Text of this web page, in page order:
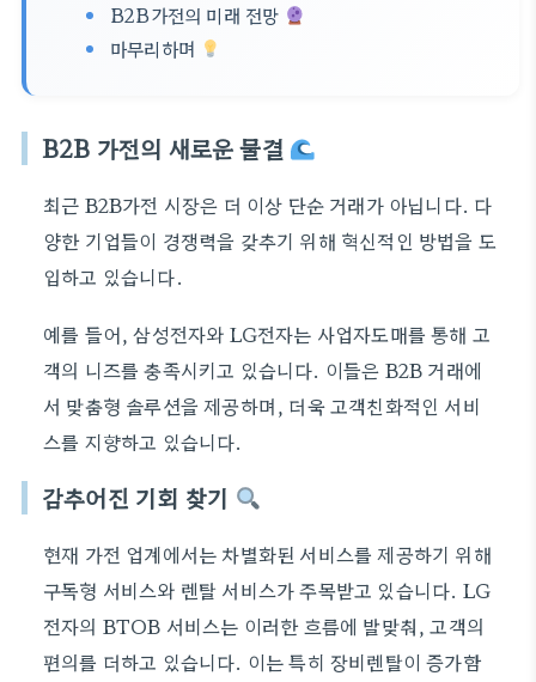
B2B가전의 미래 전망
마무리하며
B2B 가전의 새로운 물결
최근 B2B가전 시장은 더 이상 단순 거래가 아닙니다. 다
양한 기업들이 경쟁력을 갖추기 위해 혁신적인 방법을 도
입하고 있습니다.
예를 들어, 삼성전자와 LG전자는 사업자도매를 통해 고
객의 니즈를 충족시키고 있습니다. 이들은 B2B 거래에
서 맞춤형 솔루션을 제공하며, 더욱 고객친화적인 서비
스를 지향하고 있습니다.
감추어진 기회 찾기
현재 가전 업계에서는 차별화된 서비스를 제공하기 위해
구독형 서비스와 렌탈 서비스가 주목받고 있습니다. LG
전자의 BTOB 서비스는 이러한 흐름에 발맞춰, 고객의
편의를 더하고 있습니다. 이는 특히 장비렌탈이 증가함